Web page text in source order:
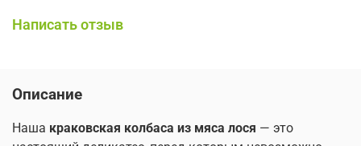
Написать отзыв
Описание
Наша краковская колбаса из мяса лося — это